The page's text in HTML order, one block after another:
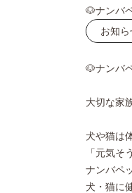
🐶ナンバ
お知ら
🐶ナンバ
大切な家
犬や猫は
「元気
ナンバペ
犬・猫に